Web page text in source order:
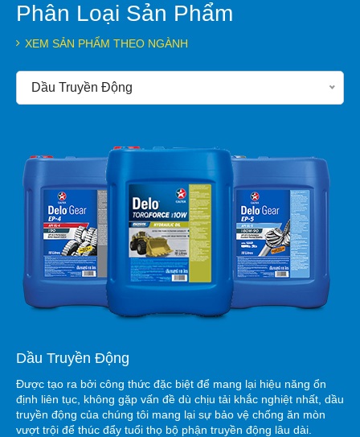
Phân Loại Sản Phẩm
XEM SẢN PHẨM THEO NGÀNH
Dầu Truyền Động
Dầu Truyền Động
Được tạo ra bởi công thức đặc biệt để mang lại hiệu năng ổn
định liên tục, không gặp vấn đề dù chịu tải khắc nghiệt nhất, dầu
truyền động của chúng tôi mang lại sự bảo vệ chống ăn mòn
vượt trội để thúc đẩy tuổi thọ bộ phận truyền động lâu dài.